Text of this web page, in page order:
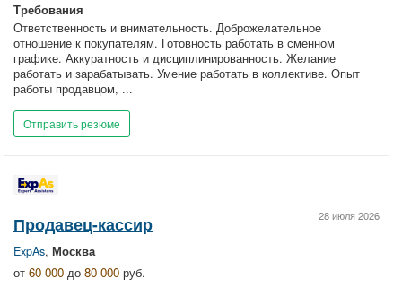
Требования
Ответственность и внимательность. Доброжелательное
отношение к покупателям. Готовность работать в сменном
графике. Аккуратность и дисциплинированность. Желание
работать и зарабатывать. Умение работать в коллективе. Опыт
работы продавцом, ...
Отправить резюме
28 июля 2026
Продавец-кассир
ExpAs, Москва
от 60 000 до 80 000 руб.